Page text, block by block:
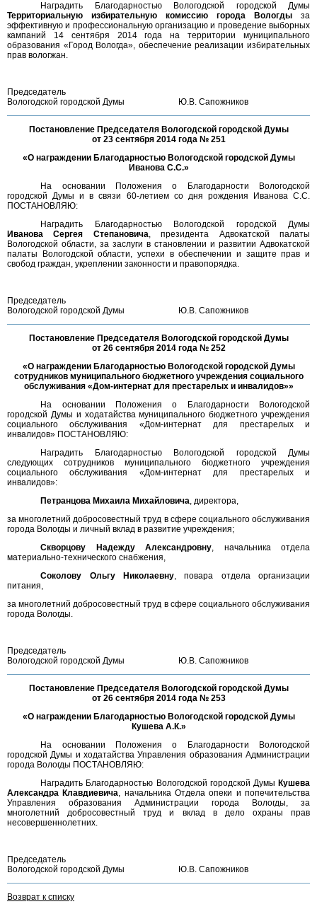
Наградить Благодарностью Вологодской городской Думы
Территориальную избирательную комиссию города Вологды за
эффективную и профессиональную организацию и проведение выборных
кампаний 14 сентября 2014 года на территории муниципального
образования «Город Вологда», обеспечение реализации избирательных
прав вологжан.
Председатель
Вологодской городской Думы
Ю.В. Сапожников
Постановление Председателя Вологодской городской Думы
от 23 сентября 2014 года № 251
«О награждении Благодарностью Вологодской городской Думы
Иванова С.С.»
На основании Положения о Благодарности Вологодской
городской Думы и в связи 60-летием со дня рождения Иванова С.С.
ПОСТАНОВЛЯЮ:
Наградить Благодарностью Вологодской городской Думы
Иванова Сергея Степановича, президента Адвокатской палаты
Вологодской области, за заслуги в становлении и развитии Адвокатской
палаты Вологодской области, успехи в обеспечении и защите прав и
свобод граждан, укреплении законности и правопорядка.
Председатель
Вологодской городской Думы
Ю.В. Сапожников
Постановление Председателя Вологодской городской Думы
от 26 сентября 2014 года № 252
«О награждении Благодарностью Вологодской городской Думы
сотрудников муниципального бюджетного учреждения социального
обслуживания «Дом-интернат для престарелых и инвалидов»»
На основании Положения о Благодарности Вологодской
городской Думы и ходатайства муниципального бюджетного учреждения
социального обслуживания «Дом-интернат для престарелых и
инвалидов» ПОСТАНОВЛЯЮ:
Наградить Благодарностью Вологодской городской Думы
следующих сотрудников муниципального бюджетного учреждения
социального обслуживания «Дом-интернат для престарелых и
инвалидов»:
Петранцова Михаила Михайловича, директора,
за многолетний добросовестный труд в сфере социального обслуживания
города Вологды и личный вклад в развитие учреждения;
Скворцову Надежду Александровну, начальника отдела
материально-технического снабжения,
Соколову Ольгу Николаевну, повара отдела организации
питания,
за многолетний добросовестный труд в сфере социального обслуживания
города Вологды.
Председатель
Вологодской городской Думы
Ю.В. Сапожников
Постановление Председателя Вологодской городской Думы
от 26 сентября 2014 года № 253
«О награждении Благодарностью Вологодской городской Думы
Кушева А.К.»
На основании Положения о Благодарности Вологодской
городской Думы и ходатайства Управления образования Администрации
города Вологды ПОСТАНОВЛЯЮ:
Наградить Благодарностью Вологодской городской Думы Кушева
Александра Клавдиевича, начальника Отдела опеки и попечительства
Управления образования Администрации города Вологды, за
многолетний добросовестный труд и вклад в дело охраны прав
несовершеннолетних.
Председатель
Вологодской городской Думы
Ю.В. Сапожников
Возврат к списку